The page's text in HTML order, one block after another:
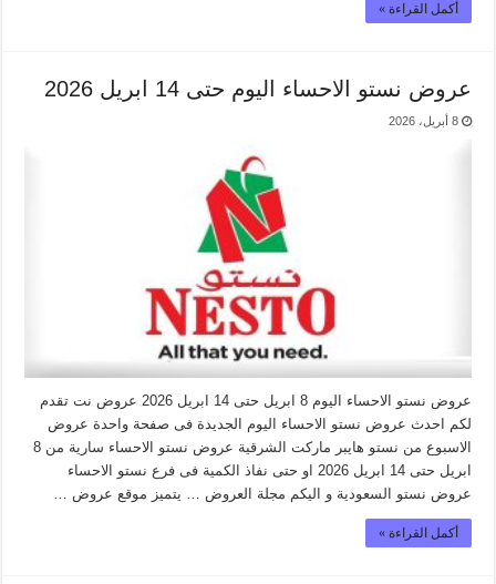
أكمل القراءة »
عروض نستو الاحساء اليوم حتى 14 ابريل 2026
8 أبريل، 2026
عروض نستو الاحساء اليوم 8 ابريل حتى 14 ابريل 2026 عروض نت تقدم
لكم احدث عروض نستو الاحساء اليوم الجديدة فى صفحة واحدة عروض
الاسبوع من نستو هايبر ماركت الشرقية عروض نستو الاحساء سارية من 8
ابريل حتى 14 ابريل 2026 او حتى نفاذ الكمية فى فرع نستو الاحساء
عروض نستو السعودية و اليكم مجلة العروض … يتميز موقع عروض …
أكمل القراءة »